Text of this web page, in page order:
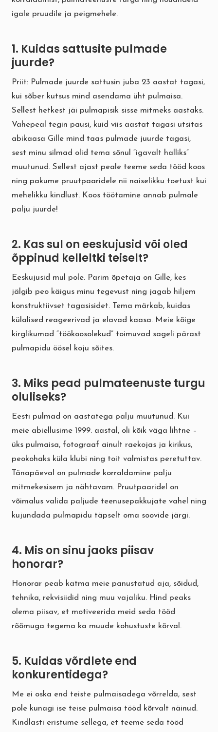
igale pruudile ja peigmehele.
1. Kuidas sattusite pulmade
juurde?
Priit: Pulmade juurde sattusin juba 23 aastat tagasi,
kui sõber kutsus mind asendama üht pulmaisa.
Sellest hetkest jäi pulmapisik sisse mitmeks aastaks.
Vahepeal tegin pausi, kuid viis aastat tagasi utsitas
abikaasa Gille mind taas pulmade juurde tagasi,
sest minu silmad olid tema sõnul “igavalt halliks”
muutunud. Sellest ajast peale teeme seda tööd koos
ning pakume pruutpaaridele nii naiselikku toetust kui
mehelikku kindlust. Koos töötamine annab pulmale
palju juurde!
2. Kas sul on eeskujusid või oled
õppinud kelleltki teiselt?
Eeskujusid mul pole. Parim õpetaja on Gille, kes
jälgib peo käigus minu tegevust ning jagab hiljem
konstruktiivset tagasisidet. Tema märkab, kuidas
külalised reageerivad ja elavad kaasa. Meie kõige
kirglikumad “töökoosolekud” toimuvad sageli pärast
pulmapidu öösel koju sõites.
3. Miks pead pulmateenuste turgu
oluliseks?
Eesti pulmad on aastatega palju muutunud. Kui
meie abiellusime 1999. aastal, oli kõik väga lihtne –
üks pulmaisa, fotograaf ainult raekojas ja kirikus,
peokohaks küla klubi ning toit valmistas peretuttav.
Tänapäeval on pulmade korraldamine palju
mitmekesisem ja nähtavam. Pruutpaaridel on
võimalus valida paljude teenusepakkujate vahel ning
kujundada pulmapidu täpselt oma soovide järgi.
4. Mis on sinu jaoks piisav
honorar?
Honorar peab katma meie panustatud aja, sõidud,
tehnika, rekvisiidid ning muu vajaliku. Hind peaks
olema piisav, et motiveerida meid seda tööd
rõõmuga tegema ka muude kohustuste kõrval.
5. Kuidas võrdlete end
konkurentidega?
Me ei oska end teiste pulmaisadega võrrelda, sest
pole kunagi ise teise pulmaisa tööd kõrvalt näinud.
Kindlasti eristume sellega, et teeme seda tööd